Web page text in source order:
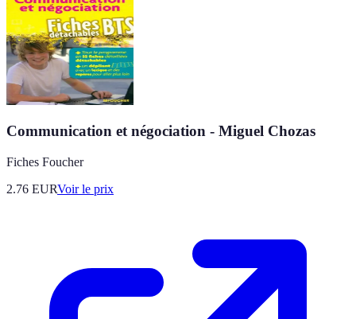
Communication et négociation - Miguel Chozas
Fiches Foucher
2.76 EURVoir le prix